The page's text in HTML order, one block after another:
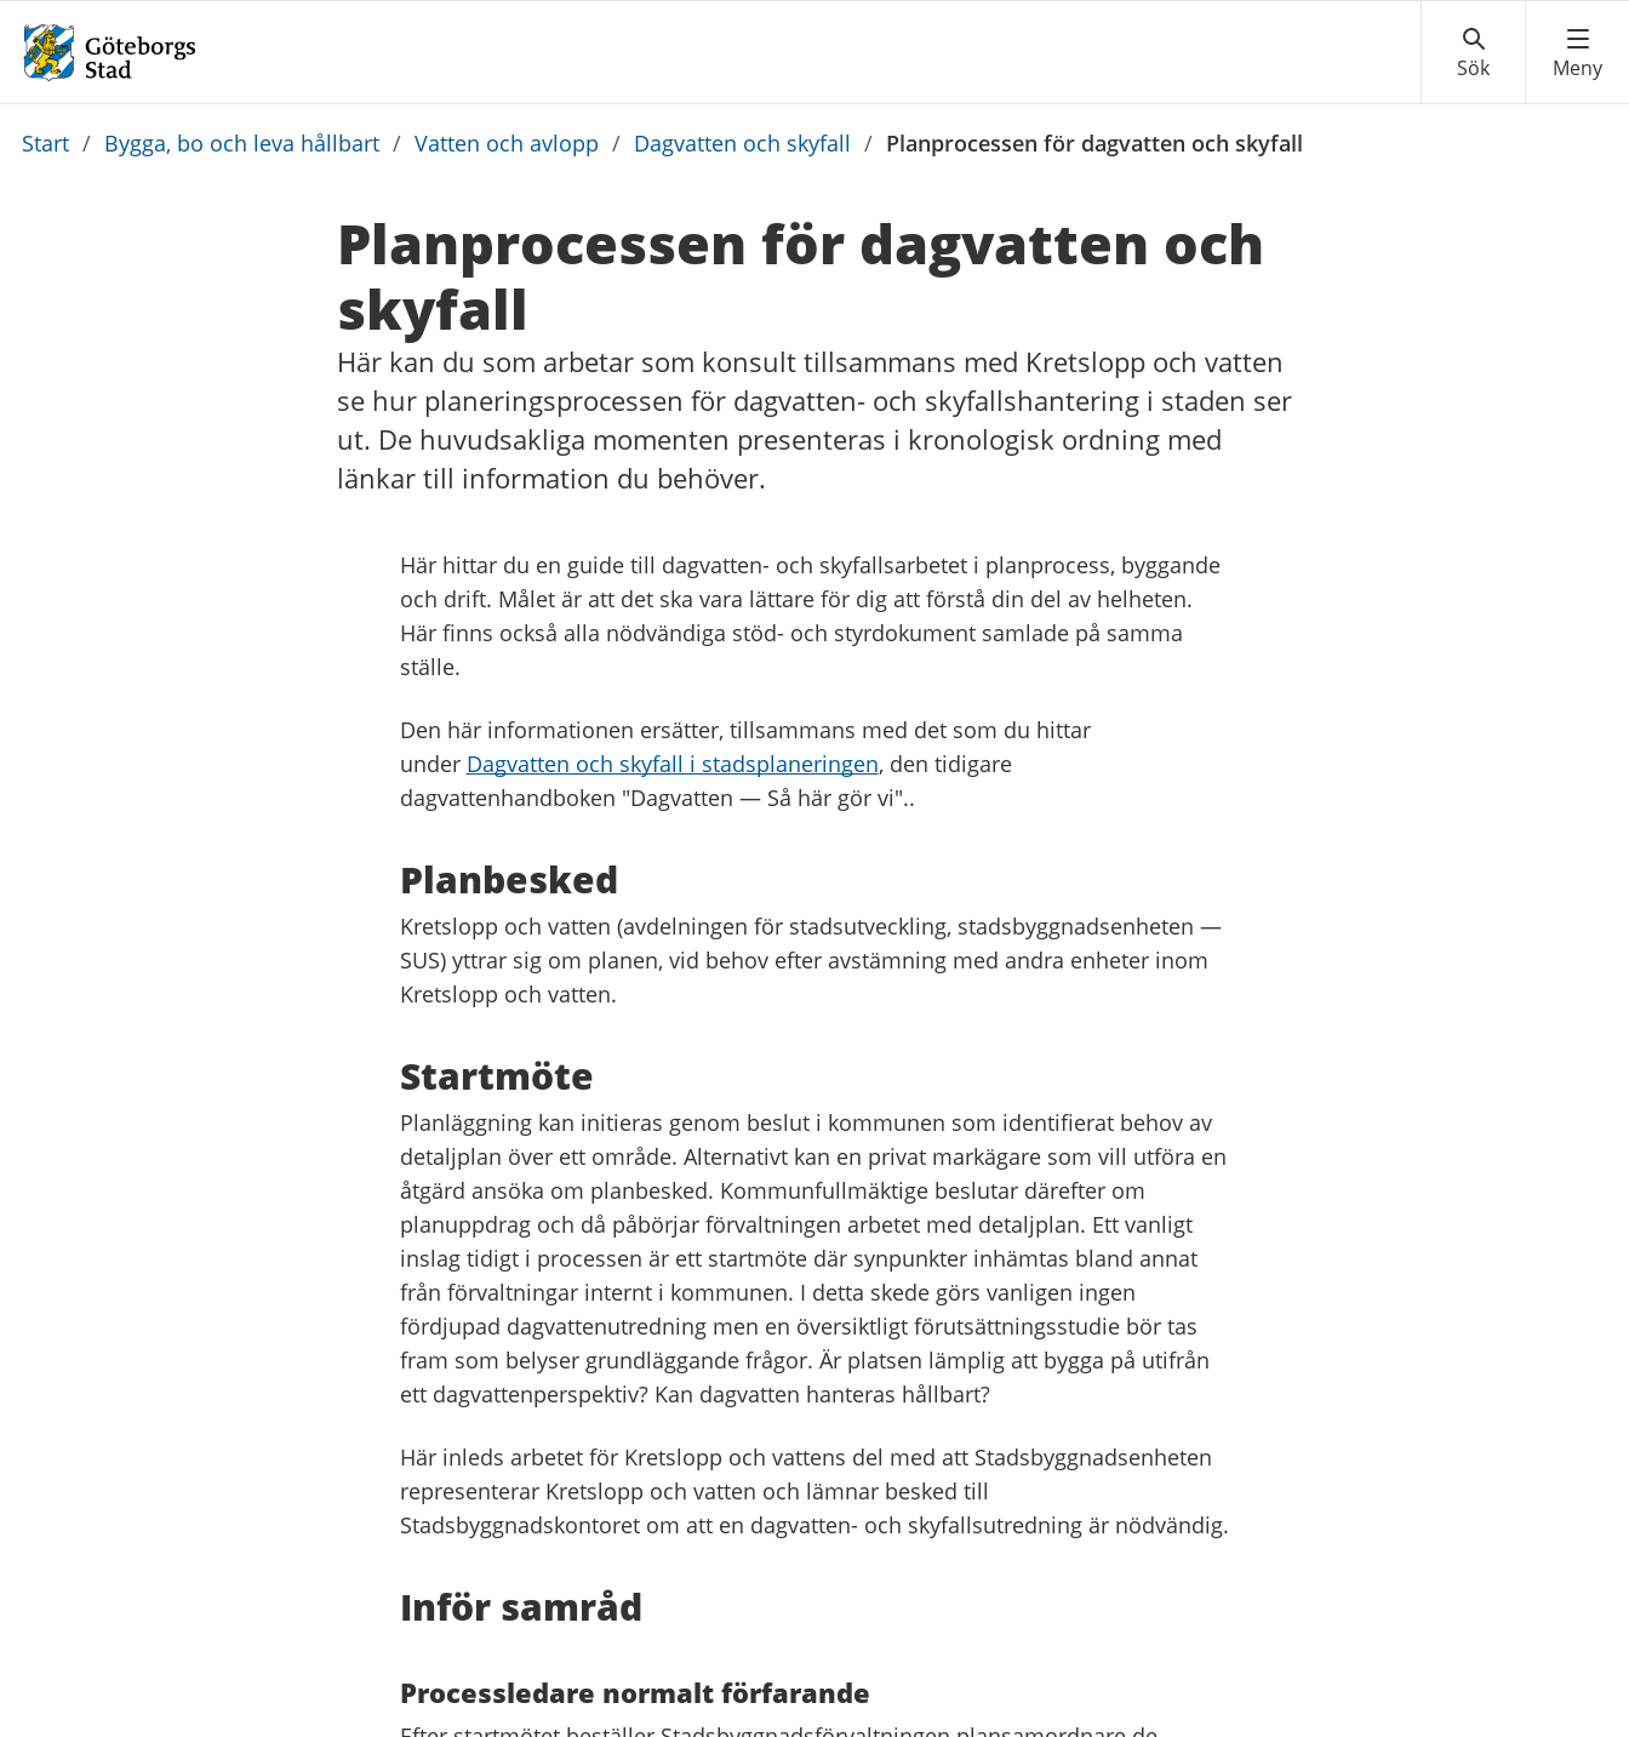
Du
Start / Bygga, bo och leva hållbart / Vatten och avlopp / Dagvatten och skyfall / Planprocessen för dagvatten och skyfall
Planprocessen för dagvatten och
skyfall
Här kan du som arbetar som konsult tillsammans med Kretslopp och vatten
se hur planeringsprocessen för dagvatten- och skyfallshantering i staden ser
ut. De huvudsakliga momenten presenteras i kronologisk ordning med
länkar till information du behöver.
Här hittar du en guide till dagvatten- och skyfallsarbetet i planprocess, byggande
och drift. Målet är att det ska vara lättare för dig att förstå din del av helheten.
Här finns också alla nödvändiga stöd- och styrdokument samlade på samma
ställe.
Den här informationen ersätter, tillsammans med det som du hittar
under Dagvatten och skyfall i stadsplaneringen, den tidigare
dagvattenhandboken "Dagvatten —Så här gör vi"..
Planbesked
Kretslopp och vatten (avdelningen för stadsutveckling, stadsbyggnadsenheten —
SUS) yttrar sig om planen, vid behov efter avstämning med andra enheter inom
Kretslopp och vatten.
Startmöte
Planläggning kan initieras genom beslut i kommunen som identifierat behov av
detaljplan över ett område. Alternativt kan en privat markägare som vill utföra en
åtgärd ansöka om planbesked. Kommunfullmäktige beslutar därefter om
planuppdrag och då påbörjar förvaltningen arbetet med detaljplan. Ett vanligt
inslag tidigt i processen är ett startmöte där synpunkter inhämtas bland annat
från förvaltningar internt i kommunen. I detta skede görs vanligen ingen
fördjupad dagvattenutredning men en översiktligt förutsättningsstudie bör tas
fram som belyser grundläggande frågor. Är platsen lämplig att bygga på utifrån
ett dagvattenperspektiv? Kan dagvatten hanteras hållbart?
Här inleds arbetet för Kretslopp och vattens del med att Stadsbyggnadsenheten
representerar Kretslopp och vatten och lämnar besked till
Stadsbyggnadskontoret om att en dagvatten- och skyfallsutredning är nödvändig.
Inför samråd
Processledare normalt förfarande